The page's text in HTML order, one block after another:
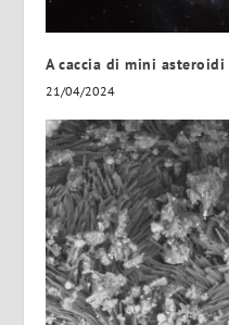
A caccia di mini
21/04/2024